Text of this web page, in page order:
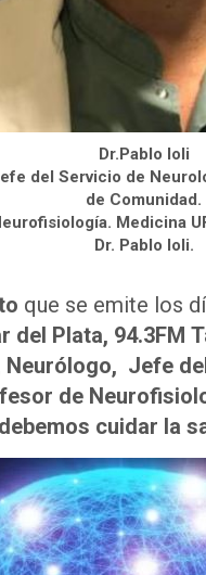
Dr.Pablo Ioli
del Servicio de
de Comunidad.
Medicina
Dr. Pablo Ioli.
que se emite los
del Plata, 94.3FM
Neurólogo, Jefe
de
cuidar la